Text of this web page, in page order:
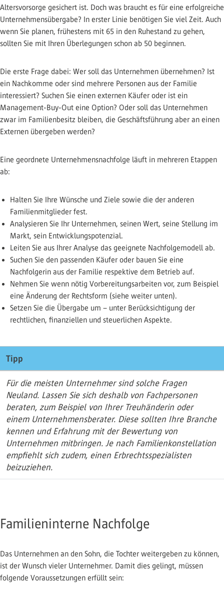
Altersvorsorge gesichert ist. Doch was braucht es für eine erfolgreiche
Unternehmensübergabe? In erster Linie benötigen Sie viel Zeit. Auch
wenn Sie planen, frühestens mit 65 in den Ruhestand zu gehen,
sollten Sie mit Ihren Überlegungen schon ab 50 beginnen.
Die erste Frage dabei: Wer soll das Unternehmen übernehmen? Ist
ein Nachkomme oder sind mehrere Personen aus der Familie
interessiert? Suchen Sie einen externen Käufer oder ist ein
Management-Buy-Out eine Option? Oder soll das Unternehmen
zwar im Familienbesitz bleiben, die Geschäftsführung aber an einen
Externen übergeben werden?
Eine geordnete Unternehmensnachfolge läuft in mehreren Etappen
ab:
Halten Sie Ihre Wünsche und Ziele sowie die der anderen
Familienmitglieder fest.
Analysieren Sie Ihr Unternehmen, seinen Wert, seine Stellung im
Markt, sein Entwicklungspotenzial.
Leiten Sie aus Ihrer Analyse das geeignete Nachfolgemodell ab.
Suchen Sie den passenden Käufer oder bauen Sie eine
Nachfolgerin aus der Familie respektive dem Betrieb auf.
Nehmen Sie wenn nötig Vorbereitungsarbeiten vor, zum Beispiel
eine Änderung der Rechtsform (siehe weiter unten).
Setzen Sie die Übergabe um – unter Berücksichtigung der
rechtlichen, finanziellen und steuerlichen Aspekte.
Tipp
Für die meisten Unternehmer sind solche Fragen
Neuland. Lassen Sie sich deshalb von Fachpersonen
beraten, zum Beispiel von Ihrer Treuhänderin oder
einem Unternehmensberater. Diese sollten Ihre Branche
kennen und Erfahrung mit der Bewertung von
Unternehmen mitbringen. Je nach Familienkonstellation
empfiehlt sich zudem, einen Erbrechtsspezialisten
beizuziehen.
Familieninterne Nachfolge
Das Unternehmen an den Sohn, die Tochter weitergeben zu können,
ist der Wunsch vieler Unternehmer. Damit dies gelingt, müssen
folgende Voraussetzungen erfüllt sein: